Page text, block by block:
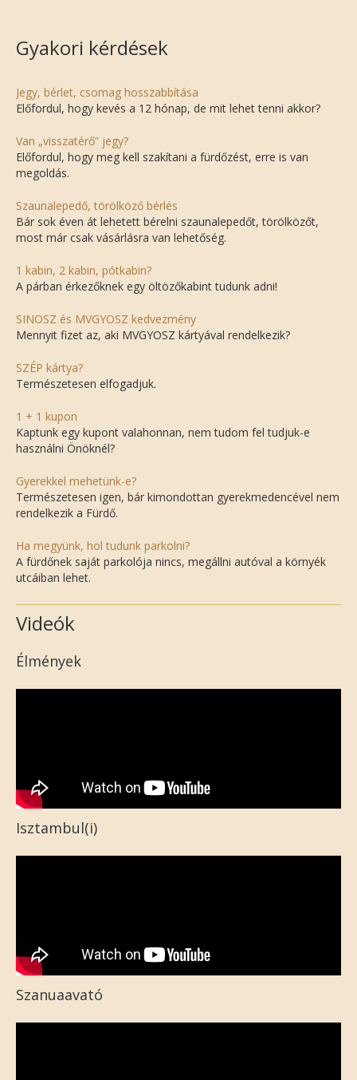
Gyakori kérdések
Jegy, bérlet, csomag hosszabbítása
Előfordul, hogy kevés a 12 hónap, de mit lehet tenni akkor?
Van „visszatérő” jegy?
Előfordul, hogy meg kell szakítani a fürdőzést, erre is van
megoldás.
Szaunalepedő, törölköző bérlés
Bár sok éven át lehetett bérelni szaunalepedőt, törölközőt,
most már csak vásárlásra van lehetőség.
1 kabin, 2 kabin, pótkabin?
A párban érkezőknek egy öltözőkabint tudunk adni!
SINOSZ és MVGYOSZ kedvezmény
Mennyit fizet az, aki MVGYOSZ kártyával rendelkezik?
SZÉP kártya?
Természetesen elfogadjuk.
1 + 1 kupon
Kaptunk egy kupont valahonnan, nem tudom fel tudjuk-e
használni Önöknél?
Gyerekkel mehetünk-e?
Természetesen igen, bár kimondottan gyerekmedencével nem
rendelkezik a Fürdő.
Ha megyünk, hol tudunk parkolni?
A fürdőnek saját parkolója nincs, megállni autóval a környék
utcáiban lehet.
Videók
Élmények
Isztambul(i)
Szanuaavató